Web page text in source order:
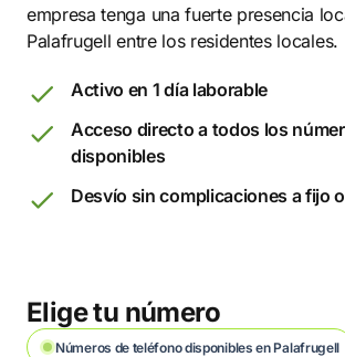
empresa tenga una fuerte presencia
Palafrugell entre los residentes locales.
Activo en 1 día laborable
Acceso directo a todos los
disponibles
Desvío sin complicaciones a fijo
Elige tu número
Números de teléfono disponibles en Palafrugell